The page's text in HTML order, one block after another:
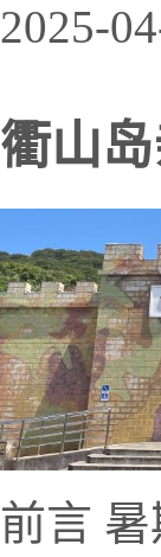
2025-
衢山
前言